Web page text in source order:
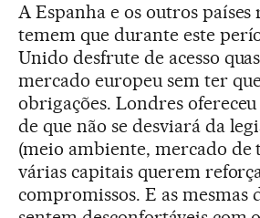
A Espanha e os outros países
temem que durante este
Unido desfrute de acesso
mercado europeu sem ter
obrigações. Londres
de que não se desviará da
(meio ambiente, mercado de
várias capitais querem
compromissos. E as mesmas